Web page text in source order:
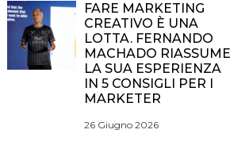
FARE MARKETING
CREATIVO È UNA
LOTTA. FERNANDO
MACHADO RIASSUME
LA SUA ESPERIENZA
IN 5 CONSIGLI PER I
MARKETER
26 Giugno 2026